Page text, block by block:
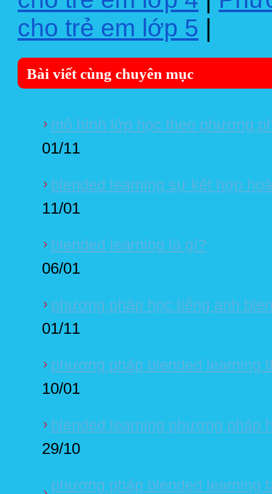
cho trẻ em lớp 5 |
Bài viết cùng chuyên mục
mô hình lớp học theo phương
01/11
blended learning sự kết hợp
11/01
blended learning là gì?
06/01
phương pháp học tiếng anh
01/11
phương pháp blended learning
10/01
blended learning phương pháp
29/10
phương pháp blended learning